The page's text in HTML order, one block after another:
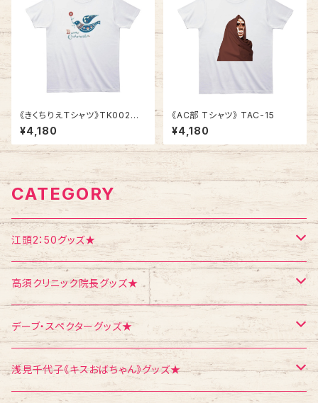
《きくちりえＴシャツ》TK002
／ ハト1
¥4,180
《AC部 Tシャツ》 TAC-15
¥4,180
CATEGORY
江頭2：50グッズ★
Tシャツ
エコバッグ
ポストカード
高須クリニック院長グッズ★
Tシャツ
ポストカード
デーブ・スペクターグッズ★
ポストカード
浅見千代子《キスおばちゃん》グッズ★